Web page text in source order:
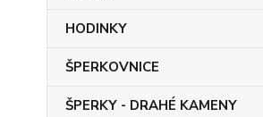
HODINKY
ŠPERKOVNICE
ŠPERKY - DRAHÉ KAMENY